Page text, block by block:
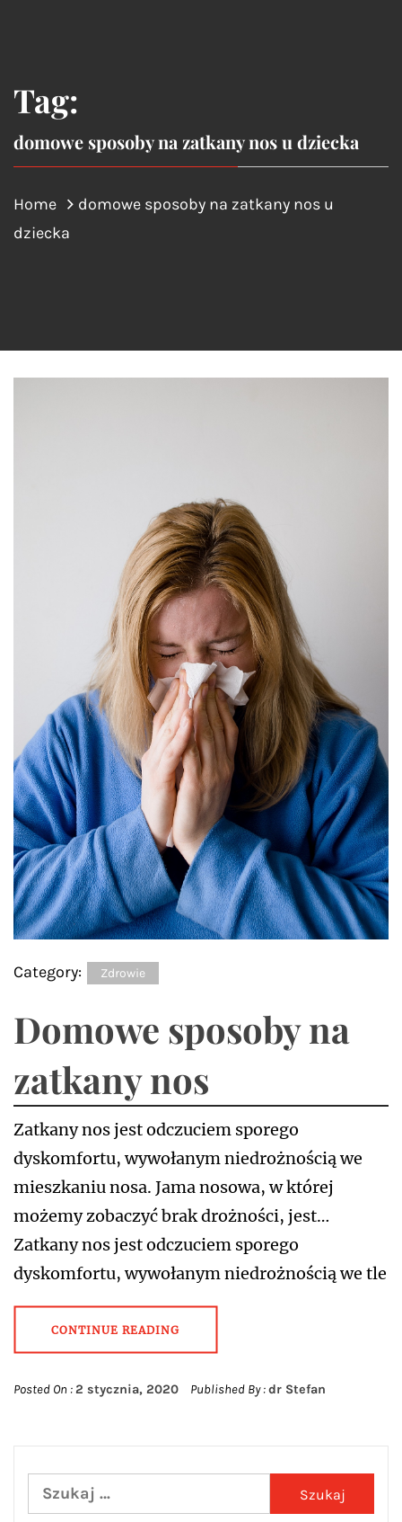
Tag:
domowe sposoby na zatkany nos u dziecka
Home
domowe sposoby na zatkany nos u
dziecka
Category: Zdrowie
Domowe sposoby na
zatkany nos
Zatkany nos jest odczuciem sporego
dyskomfortu, wywołanym niedrożnością we
mieszkaniu nosa. Jama nosowa, w której
możemy zobaczyć brak drożności, jest…
Zatkany nos jest odczuciem sporego
dyskomfortu, wywołanym niedrożnością we tle
CONTINUE READING
Posted On :2 stycznia, 2020 Published By :dr Stefan
Szukaj: